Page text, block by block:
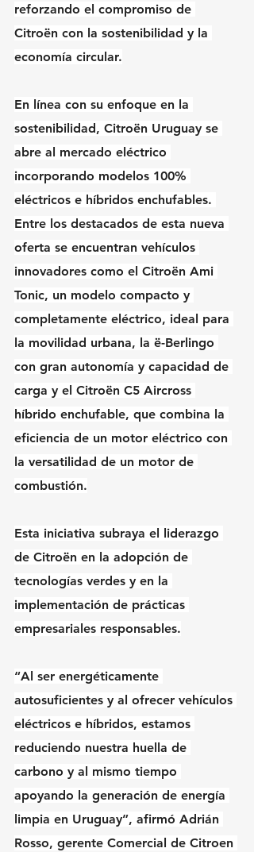
reforzando el compromiso de
Citroën con la sostenibilidad y la
economía circular.
En línea con su enfoque en la
sostenibilidad, Citroën Uruguay se
abre al mercado eléctrico
incorporando modelos 100%
eléctricos e híbridos enchufables.
Entre los destacados de esta nueva
oferta se encuentran vehículos
innovadores como el Citroën Ami
Tonic, un modelo compacto y
completamente eléctrico, ideal para
la movilidad urbana, la ë-Berlingo
con gran autonomía y capacidad de
carga y el Citroën C5 Aircross
híbrido enchufable, que combina la
eficiencia de un motor eléctrico con
la versatilidad de un motor de
combustión.
Esta iniciativa subraya el liderazgo
de Citroën en la adopción de
tecnologías verdes y en la
implementación de prácticas
empresariales responsables.
“Al ser energéticamente
autosuficientes y al ofrecer vehículos
eléctricos e híbridos, estamos
reduciendo nuestra huella de
carbono y al mismo tiempo
apoyando la generación de energía
limpia en Uruguay”, afirmó Adrián
Rosso, gerente Comercial de Citroen